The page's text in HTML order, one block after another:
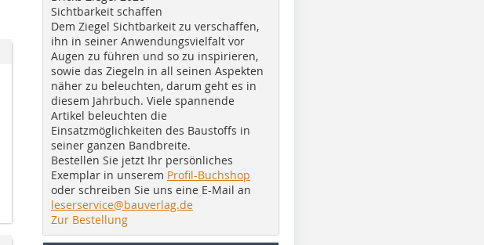
Sichtbarkeit schaffen
Dem Ziegel Sichtbarkeit zu verschaffen,
ihn in seiner Anwendungsvielfalt vor
Augen zu führen und so zu inspirieren,
sowie das Ziegeln in all seinen Aspekten
näher zu beleuchten, darum geht es in
diesem Jahrbuch. Viele spannende
Artikel beleuchten die
Einsatzmöglichkeiten des Baustoffs in
seiner ganzen Bandbreite.
Bestellen Sie jetzt Ihr persönliches
Exemplar in unserem Profil-Buchshop
oder schreiben Sie uns eine E-Mail an
leserservice@bauverlag.de
Zur Bestellung